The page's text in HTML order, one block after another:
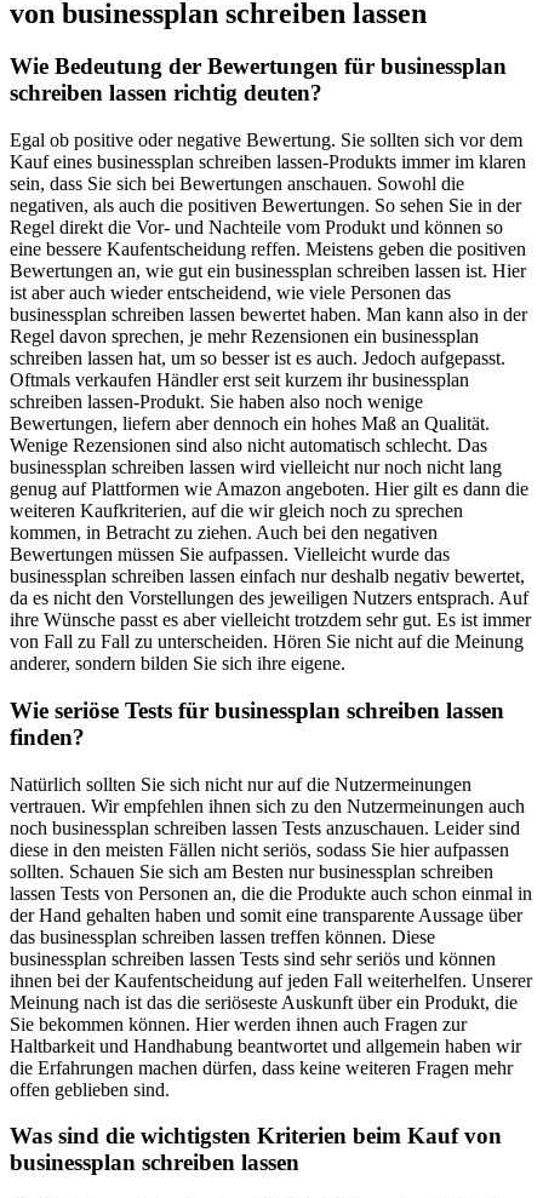
von businessplan schreiben lassen
Wie Bedeutung der Bewertungen für businessplan
schreiben lassen richtig deuten?
Egal ob positive oder negative Bewertung. Sie sollten sich vor dem
Kauf eines businessplan schreiben lassen-Produkts immer im klaren
sein, dass Sie sich bei Bewertungen anschauen. Sowohl die
negativen, als auch die positiven Bewertungen. So sehen Sie in der
Regel direkt die Vor- und Nachteile vom Produkt und können so
eine bessere Kaufentscheidung reffen. Meistens geben die positiven
Bewertungen an, wie gut ein businessplan schreiben lassen ist. Hier
ist aber auch wieder entscheidend, wie viele Personen das
businessplan schreiben lassen bewertet haben. Man kann also in der
Regel davon sprechen, je mehr Rezensionen ein businessplan
schreiben lassen hat, um so besser ist es auch. Jedoch aufgepasst.
Oftmals verkaufen Händler erst seit kurzem ihr businessplan
schreiben lassen-Produkt. Sie haben also noch wenige
Bewertungen, liefern aber dennoch ein hohes Maß an Qualität.
Wenige Rezensionen sind also nicht automatisch schlecht. Das
businessplan schreiben lassen wird vielleicht nur noch nicht lang
genug auf Plattformen wie Amazon angeboten. Hier gilt es dann die
weiteren Kaufkriterien, auf die wir gleich noch zu sprechen
kommen, in Betracht zu ziehen. Auch bei den negativen
Bewertungen müssen Sie aufpassen. Vielleicht wurde das
businessplan schreiben lassen einfach nur deshalb negativ bewertet,
da es nicht den Vorstellungen des jeweiligen Nutzers entsprach. Auf
ihre Wünsche passt es aber vielleicht trotzdem sehr gut. Es ist immer
von Fall zu Fall zu unterscheiden. Hören Sie nicht auf die Meinung
anderer, sondern bilden Sie sich ihre eigene.
Wie seriöse Tests für businessplan schreiben lassen
finden?
Natürlich sollten Sie sich nicht nur auf die Nutzermeinungen
vertrauen. Wir empfehlen ihnen sich zu den Nutzermeinungen auch
noch businessplan schreiben lassen Tests anzuschauen. Leider sind
diese in den meisten Fällen nicht seriös, sodass Sie hier aufpassen
sollten. Schauen Sie sich am Besten nur businessplan schreiben
lassen Tests von Personen an, die die Produkte auch schon einmal in
der Hand gehalten haben und somit eine transparente Aussage über
das businessplan schreiben lassen treffen können. Diese
businessplan schreiben lassen Tests sind sehr seriös und können
ihnen bei der Kaufentscheidung auf jeden Fall weiterhelfen. Unserer
Meinung nach ist das die seriöseste Auskunft über ein Produkt, die
Sie bekommen können. Hier werden ihnen auch Fragen zur
Haltbarkeit und Handhabung beantwortet und allgemein haben wir
die Erfahrungen machen dürfen, dass keine weiteren Fragen mehr
offen geblieben sind.
Was sind die wichtigsten Kriterien beim Kauf von
businessplan schreiben lassen